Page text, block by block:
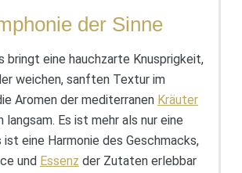
der Sinne
bringt eine hauchzarte Knusprigkeit,
weichen, sanften Textur im
Aromen der mediterranen Kräuter
Es ist mehr als nur eine
eine Harmonie des Geschmacks,
und Essenz der Zutaten erlebbar